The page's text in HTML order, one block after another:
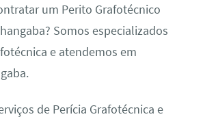
um Perito Grafotécnico
Somos especializados
e atendemos em
de Perícia Grafotécnica e